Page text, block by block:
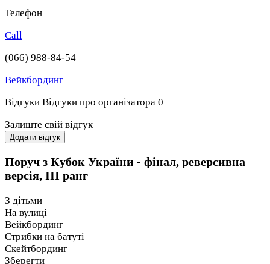
Телефон
Call
(066) 988-84-54
Вейкбординг
Відгуки Відгуки про організатора 0
Залиште свій відгук
Додати відгук
Поруч з Кубок України - фінал, реверсивна
версія, ІІІ ранг
З дітьми
На вулиці
Вейкбординг
Стрибки на батуті
Скейтбординг
Зберегти